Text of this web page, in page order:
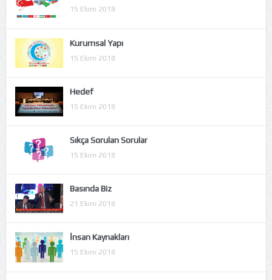
15 Ekim 2018
Kurumsal Yapı
15 Ekim 2018
Hedef
15 Ekim 2018
Sıkça Sorulan Sorular
15 Ekim 2018
Basında Biz
21 Ekim 2018
İnsan Kaynakları
15 Ekim 2018